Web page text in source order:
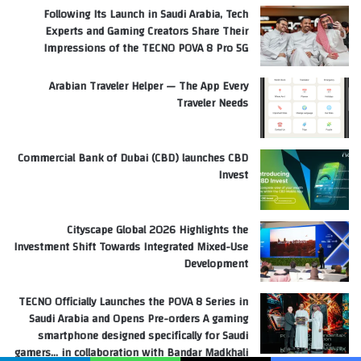
Following Its Launch in Saudi Arabia, Tech
Experts and Gaming Creators Share Their
Impressions of the TECNO POVA 8 Pro 5G
Arabian Traveler Helper — The App Every
Traveler Needs
Commercial Bank of Dubai (CBD) launches CBD
Invest
Cityscape Global 2026 Highlights the
Investment Shift Towards Integrated Mixed-Use
Development
TECNO Officially Launches the POVA 8 Series in
Saudi Arabia and Opens Pre-orders A gaming
smartphone designed specifically for Saudi
gamers… in collaboration with Bandar Madkhali